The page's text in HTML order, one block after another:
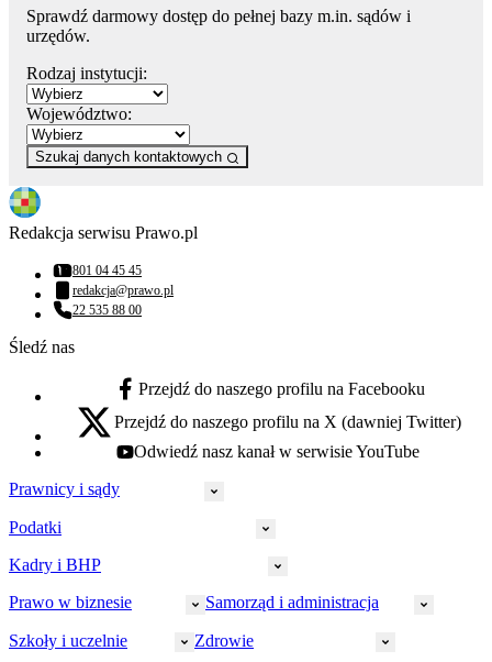
Sprawdź darmowy dostęp do pełnej bazy m.in. sądów i
urzędów.
Rodzaj instytucji:
Województwo:
Szukaj danych kontaktowych
Redakcja serwisu Prawo.pl
Numer telefonu:
801 04 45 45
Adres email:
redakcja@prawo.pl
Numer telefonu:
22 535 88 00
Śledź nas
facebook - otwiera się w nowej karcie
Przejdź do naszego profilu na Facebooku
x - otwiera się w nowej karcie
Przejdź do naszego profilu na X (dawniej Twitter)
youtube - otwiera się w nowej karcie
Odwiedź nasz kanał w serwisie YouTube
Prawnicy i sądy
Prawnicy
Policja
Strefa aplikanta
Podatki
CIT
Akcyza
Kadry i BHP
HR
Prawo w biznesie Samorząd i administracja
Szkoły i uczelnie Zdrowie